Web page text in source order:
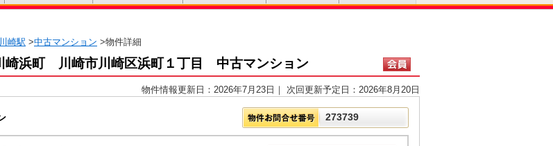
崎駅 >中古マンション >物件詳細
崎浜町 川崎市川崎区浜町１丁目 中古マンション
物件情報更新日：2026年7月23日｜ 次回更新予定日：2026年8月20日
273739